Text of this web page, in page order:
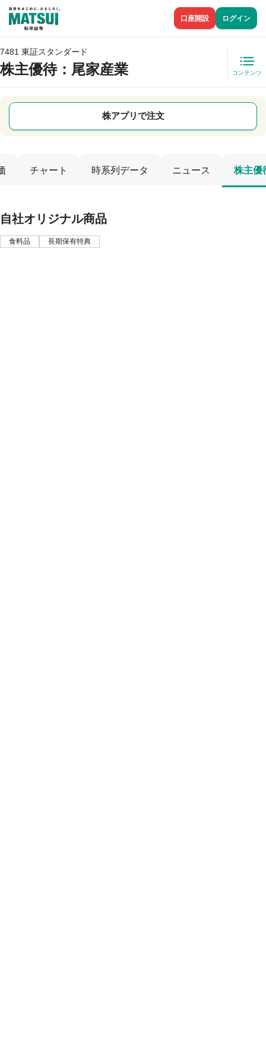
口座開設 ログイン
7481 東証スタンダード
株主優待：尾家産業 コンテンツ
株アプリで注文
チャート 時系列データ ニュース 株主優
自社オリジナル商品
食料品 長期保有特典